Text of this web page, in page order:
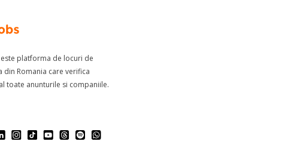
este platforma de locuri de
din Romania care verifica
toate anunturile si companiile.